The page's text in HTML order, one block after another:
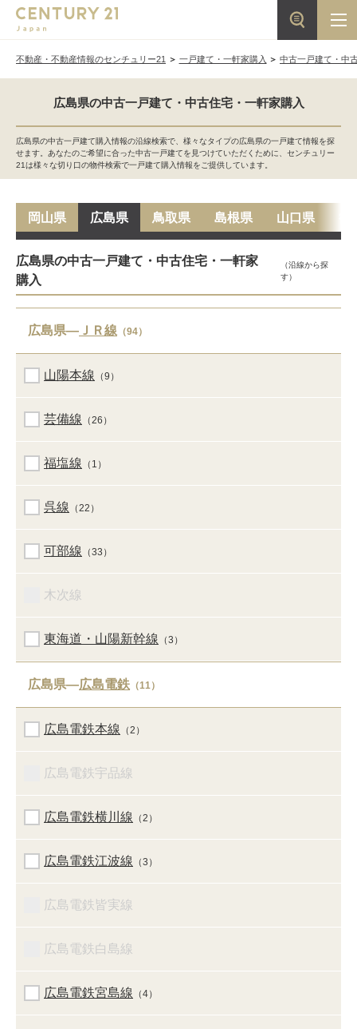
不動産・不動産情報のセンチュリー21 一戸建て・一軒家購入 中古一戸建て・中
広島県の中古一戸建て・中古住宅・一軒家購入
広島県の中古一戸建て購入情報の沿線検索で、様々なタイプの広島県の一戸建て情報を探
せます。あなたのご希望に合った中古一戸建てを見つけていただくために、センチュリー
21は様々な切り口の物件検索で一戸建て購入情報をご提供しています。
岡山県 広島県 鳥取県 島根県 山口県
広島県の中古一戸建て・中古住宅・一軒家
購入
（沿線から探
す）
広島県― ＪＲ線 （94）
山陽本線 （9）
芸備線 （26）
福塩線 （1）
呉線 （22）
可部線 （33）
木次線
東海道・山陽新幹線 （3）
広島県―広島電鉄 （11）
広島電鉄本線 （2）
広島電鉄宇品線
広島電鉄横川線 （2）
広島電鉄江波線 （3）
広島電鉄皆実線
広島電鉄白島線
広島電鉄宮島線 （4）